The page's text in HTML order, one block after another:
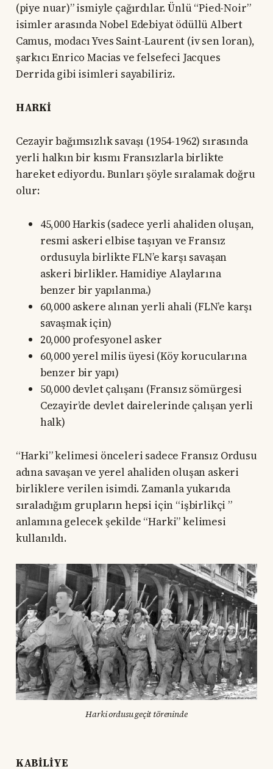
(piye nuar)” ismiyle çağırdılar. Ünlü “Pied-Noir”
isimler arasında Nobel Edebiyat ödüllü Albert
Camus, modacı Yves Saint-Laurent (iv sen loran),
şarkıcı Enrico Macias ve felsefeci Jacques
Derrida gibi isimleri sayabiliriz.
HARKİ
Cezayir bağımsızlık savaşı (1954-1962) sırasında
yerli halkın bir kısmı Fransızlarla birlikte
hareket ediyordu. Bunları şöyle sıralamak doğru
olur:
45,000 Harkis (sadece yerli ahaliden oluşan,
resmi askeri elbise taşıyan ve Fransız
ordusuyla birlikte FLN’e karşı savaşan
askeri birlikler. Hamidiye Alaylarına
benzer bir yapılanma.)
60,000 askere alınan yerli ahali (FLN’e karşı
savaşmak için)
20,000 profesyonel asker
60,000 yerel milis üyesi (Köy korucularına
benzer bir yapı)
50,000 devlet çalışanı (Fransız sömürgesi
Cezayir’de devlet dairelerinde çalışan yerli
halk)
“Harki” kelimesi önceleri sadece Fransız Ordusu
adına savaşan ve yerel ahaliden oluşan askeri
birliklere verilen isimdi. Zamanla yukarıda
sıraladığım grupların hepsi için “işbirlikçi ”
anlamına gelecek şekilde “Harki” kelimesi
kullanıldı.
Harki ordusu geçit töreninde
KABİLİYE